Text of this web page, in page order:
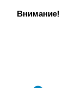
Внимание!